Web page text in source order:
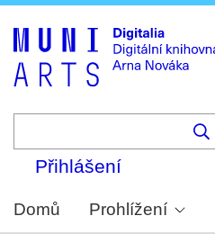
Přihlášení
Domů Prohlížení